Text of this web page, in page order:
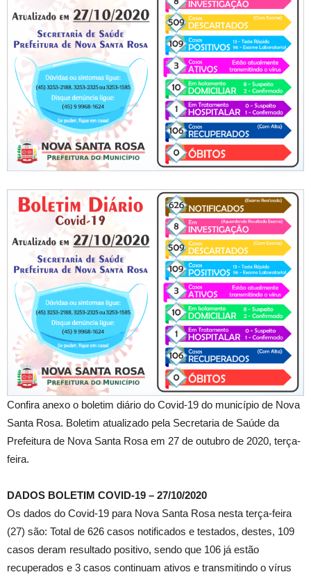
Confira anexo o boletim diário do Covid-19 do município de Nova
Santa Rosa. Boletim atualizado pela Secretaria de Saúde da
Prefeitura de Nova Santa Rosa em 27 de outubro de 2020, terça-
feira.
DADOS BOLETIM COVID-19 – 27/10/2020
Os dados do Covid-19 para Nova Santa Rosa nesta terça-feira
(27) são: Total de 626 casos notificados e testados, destes, 109
casos deram resultado positivo, sendo que 106 já estão
recuperados e 3 casos continuam ativos e transmitindo o vírus